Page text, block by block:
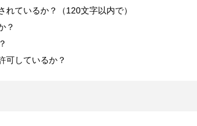
れているか？（120文字以内で）
？
可しているか？